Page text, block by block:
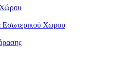
Εσωτερικού Χώρου